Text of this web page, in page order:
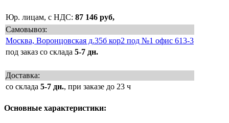
Юр. лицам, с НДС: 87 146 руб,
Самовывоз:
Москва, Воронцовская д.35б кор2 под №1 офис 613-3
под заказ со склада 5-7 дн.
Доставка:
со склада 5-7 дн., при заказе до 23 ч
Основные характеристики: